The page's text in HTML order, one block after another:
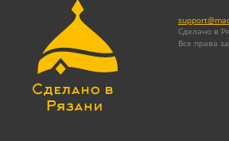
Сделано в
Все права